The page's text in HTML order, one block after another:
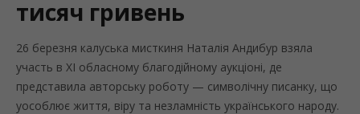
тисяч гривень
26 березня калуська мисткиня Наталія Андибур взяла
участь в XI обласному благодійному аукціоні, де
представила авторську роботу — символічну писанку, що
уособлює життя, віру та незламність українського народу.